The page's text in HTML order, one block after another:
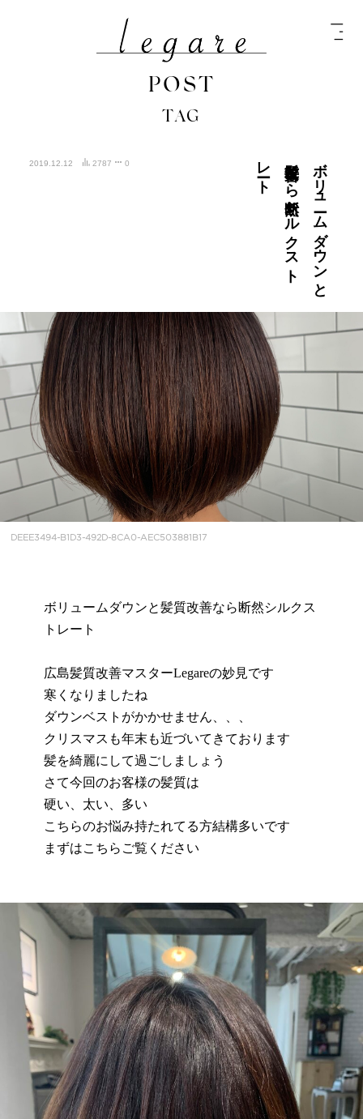
POST
TAG
2019.12.12 2787 0 ボ
リ
ュ
ーム
ダ
ウ
ン
と
髪質改善な
ら
断然シ
ル
ク
ス
ト
レ
ート
DEEE3494-B1D3-492D-8CA0-AEC503881B17
ボリュームダウンと髪質改善なら断然シルクス
トレート
広島髪質改善マスターLegareの妙見です
寒くなりましたね
ダウンベストがかかせません、、、
クリスマスも年末も近づいてきております
髪を綺麗にして過ごしましょう
さて今回のお客様の髪質は
硬い、太い、多い
こちらのお悩み持たれてる方結構多いです
まずはこちらご覧ください